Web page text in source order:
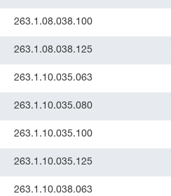
263.1.08.038.100
263.1.08.038.125
263.1.10.035.063
263.1.10.035.080
263.1.10.035.100
263.1.10.035.125
263.1.10.038.063